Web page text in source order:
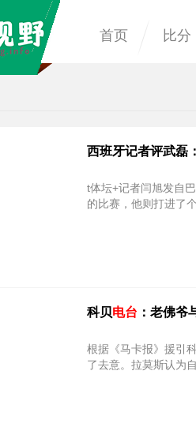
首页 比分
西班牙记者评武磊
t体坛+记者闫旭发自
的比赛，他则打进了
科贝电台 ：老佛爷
根据《马卡报》援引
了去意。拉莫斯认为